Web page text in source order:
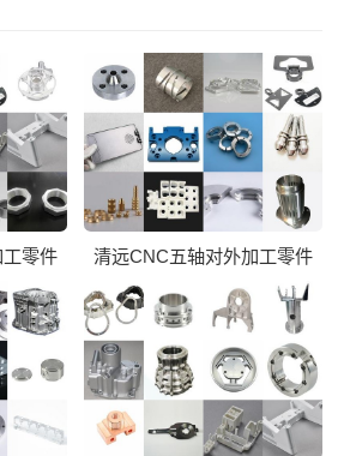
零件 清远CNC五轴对外加工零件